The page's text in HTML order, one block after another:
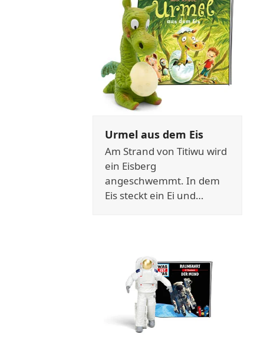
Urmel aus dem Eis
Am Strand von Titiwu wird
ein Eisberg
angeschwemmt. In dem
Eis steckt ein Ei und…